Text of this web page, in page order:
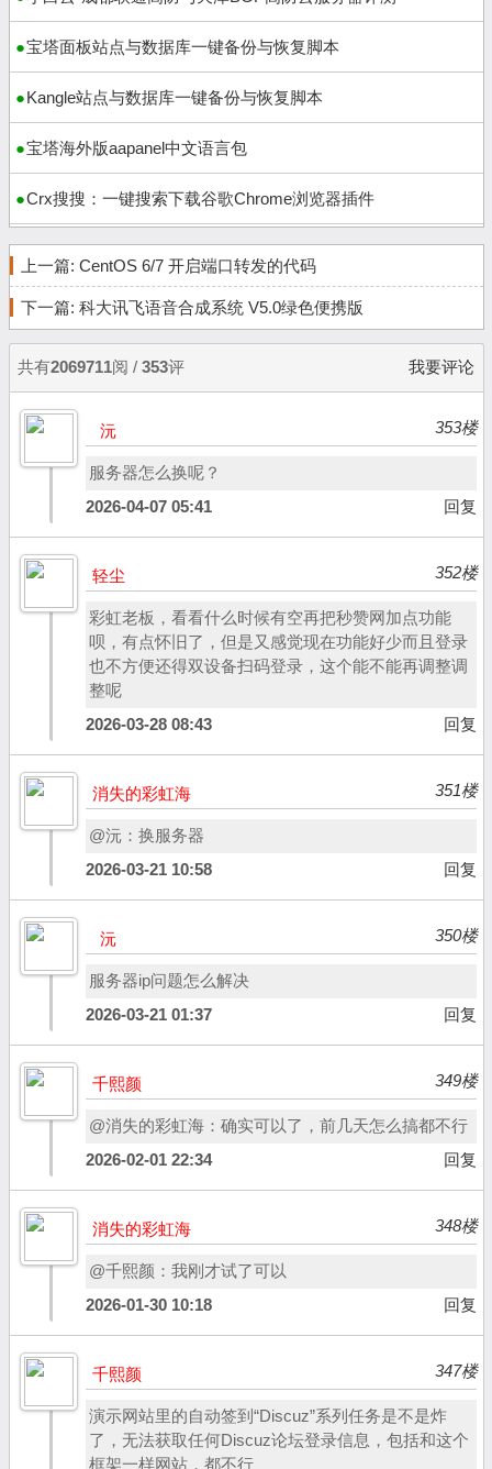
宝塔面板站点与数据库一键备份与恢复脚本
Kangle站点与数据库一键备份与恢复脚本
宝塔海外版aapanel中文语言包
Crx搜搜：一键搜索下载谷歌Chrome浏览器插件
上一篇: CentOS 6/7 开启端口转发的代码
下一篇: 科大讯飞语音合成系统 V5.0绿色便携版
共有2069711阅 / 353评 我要评论
沅 353楼
服务器怎么换呢？
2026-04-07 05:41
回复
轻尘 352楼
彩虹老板，看看什么时候有空再把秒赞网加点功能
呗，有点怀旧了，但是又感觉现在功能好少而且登录
也不方便还得双设备扫码登录，这个能不能再调整调
整呢
2026-03-28 08:43
回复
消失的彩虹海 351楼
@沅：换服务器
2026-03-21 10:58
回复
沅 350楼
服务器ip问题怎么解决
2026-03-21 01:37
回复
千熙颜 349楼
@消失的彩虹海：确实可以了，前几天怎么搞都不行
2026-02-01 22:34
回复
消失的彩虹海 348楼
@千熙颜：我刚才试了可以
2026-01-30 10:18
回复
千熙颜 347楼
演示网站里的自动签到“Discuz”系列任务是不是炸
了，无法获取任何Discuz论坛登录信息，包括和这个
框架一样网站，都不行